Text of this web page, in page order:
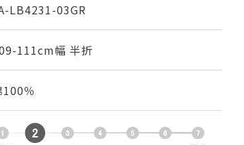
LB4231-03GR
111cm幅 半折
100％